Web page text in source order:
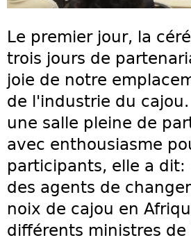
Le premier jour, la
trois jours de
joie de notre
de l'industrie du
une salle pleine de
avec enthousiasme
participants, elle a dit:
des agents de
noix de cajou en
différents ministres de